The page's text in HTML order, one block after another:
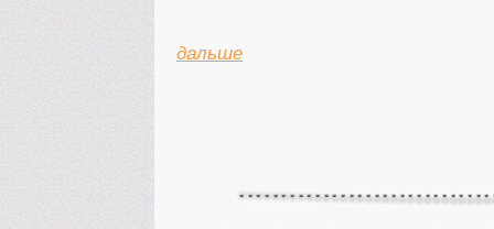
дальше